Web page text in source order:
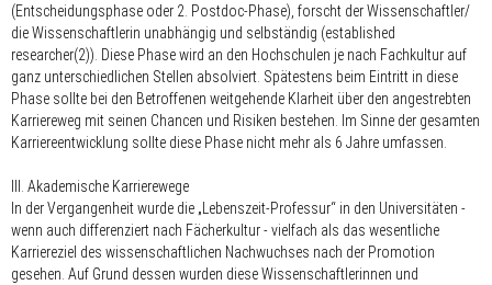
(Entscheidungsphase oder 2. Postdoc-Phase), forscht der Wissenschaftler/
die Wissenschaftlerin unabhängig und selbständig (established
researcher(2)). Diese Phase wird an den Hochschulen je nach Fachkultur auf
ganz unterschiedlichen Stellen absolviert. Spätestens beim Eintritt in diese
Phase sollte bei den Betroffenen weitgehende Klarheit über den angestrebten
Karriereweg mit seinen Chancen und Risiken bestehen. Im Sinne der gesamten
Karriereentwicklung sollte diese Phase nicht mehr als 6 Jahre umfassen.
III. Akademische Karrierewege
In der Vergangenheit wurde die „Lebenszeit-Professur“ in den Universitäten -
wenn auch differenziert nach Fächerkultur - vielfach als das wesentliche
Karriereziel des wissenschaftlichen Nachwuchses nach der Promotion
gesehen. Auf Grund dessen wurden diese Wissenschaftlerinnen und